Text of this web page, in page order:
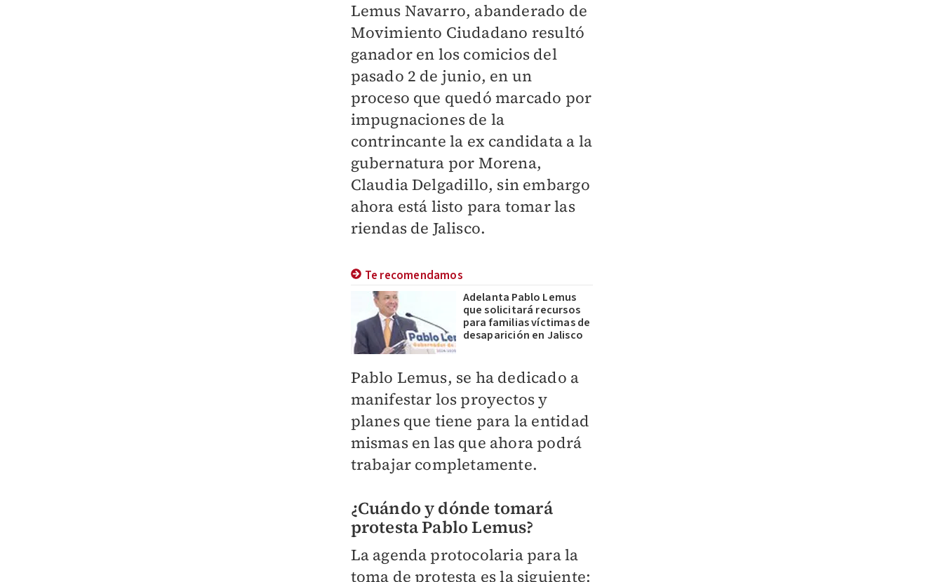
Lemus Navarro, abanderado de
Movimiento Ciudadano resultó
ganador en los comicios del
pasado 2 de junio, en un
proceso que quedó marcado por
impugnaciones de la
contrincante la ex candidata a la
gubernatura por Morena,
Claudia Delgadillo, sin embargo
ahora está listo para tomar las
riendas de Jalisco.
Te recomendamos
Adelanta Pablo Lemus
que solicitará recursos
para familias víctimas de
desaparición en Jalisco
Pablo Lemus, se ha dedicado a
manifestar los proyectos y
planes que tiene para la entidad
mismas en las que ahora podrá
trabajar completamente.
¿Cuándo y dónde tomará
protesta Pablo Lemus?
La agenda protocolaria para la
toma de protesta es la siguiente: